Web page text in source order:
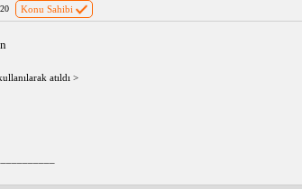
Konu Sahibi
atıldı >